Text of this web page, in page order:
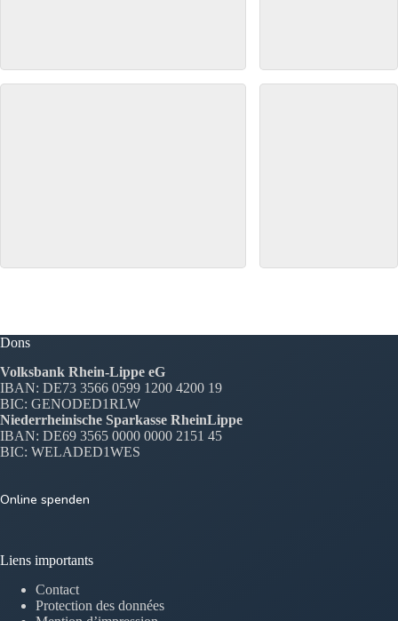
Dons
Volksbank Rhein-Lippe eG
IBAN: DE73 3566 0599 1200 4200 19
BIC: GENODED1RLW
Niederrheinische Sparkasse RheinLippe
IBAN: DE69 3565 0000 0000 2151 45
BIC: WELADED1WES
Online spenden
Liens importants
Contact
Protection des données